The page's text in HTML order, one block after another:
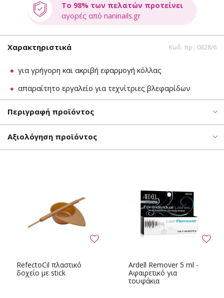
Το 98% των πελατών προτείνει
αγορές από naninails.gr
Χαρακτηριστικά Κωδ. πρ.: 0828/6
για γρήγορη και ακριβή εφαρμογή κόλλας
απαραίτητο εργαλείο για τεχνίτριες βλεφαρίδων
Περιγραφή προϊόντος
Αξιολόγηση προϊόντος
RefectoCil πλαστικό
δοχείο με stick
Ardell Remover 5 ml -
Αφαιρετικό για
τουφάκια